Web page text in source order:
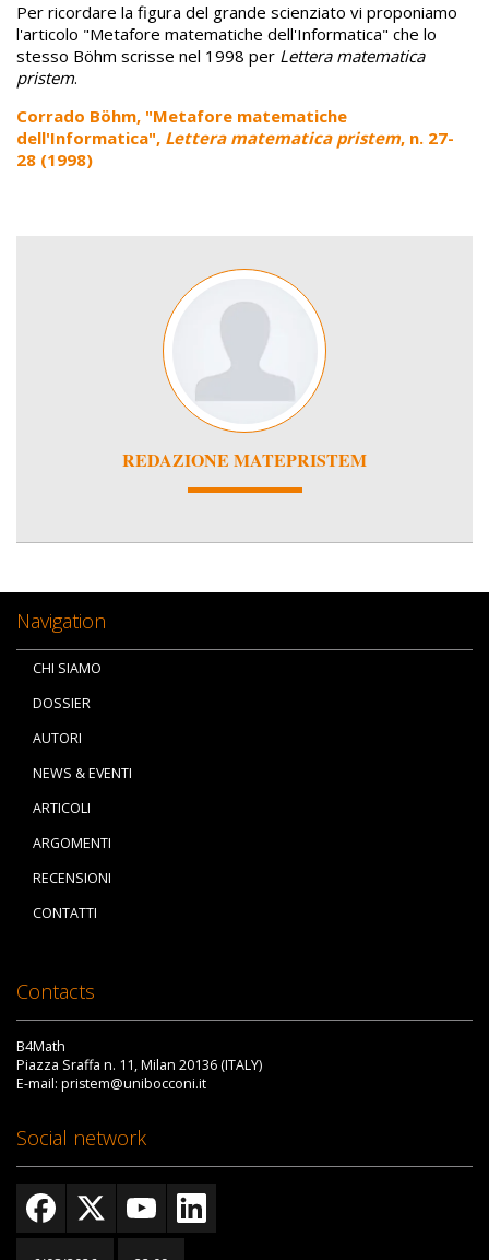
Per ricordare la figura del grande scienziato vi proponiamo
l'articolo "Metafore matematiche dell'Informatica" che lo
stesso Böhm scrisse nel 1998 per Lettera matematica
pristem.
Corrado Böhm, "Metafore matematiche
dell'Informatica", Lettera matematica pristem, n. 27-
28 (1998)
REDAZIONE MATEPRISTEM
Navigation
CHI SIAMO
DOSSIER
AUTORI
NEWS & EVENTI
ARTICOLI
ARGOMENTI
RECENSIONI
CONTATTI
Contacts
B4Math
Piazza Sraffa n. 11, Milan 20136 (ITALY)
E-mail: pristem@unibocconi.it
Social network